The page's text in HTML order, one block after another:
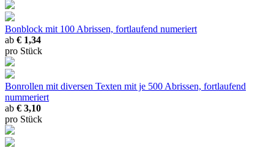
Bonblock mit 100 Abrissen, fortlaufend numeriert
ab € 1,34
pro Stück
Bonrollen mit diversen Texten mit je 500 Abrissen, fortlaufend
nummeriert
ab € 3,10
pro Stück